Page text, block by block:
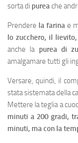
sorta di pureache
Prendere la farina e
lo zucchero, il
anche la purea di
amalgamare tutti gli
Versare, quindi, il
stata sistemata della
Mettere la teglia a
minuti a 200 gradi,
minuti, ma con la